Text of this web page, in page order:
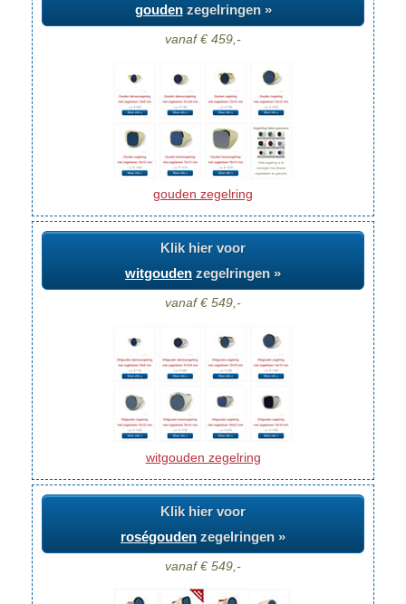
goudenzegelringen »
vanaf € 459,-
gouden zegelring
Klik hier voor
witgouden zegelringen »
vanaf € 549,-
witgouden zegelring
Klik hier voor
roségouden zegelringen »
vanaf € 549,-